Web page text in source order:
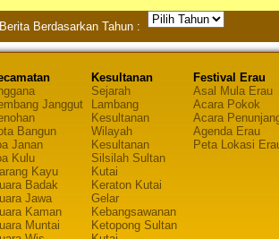
Berdasarkan Tahun :
Janggut
Bangun
Janan
Kulu
Kayu
Badak
Jawa
Kaman
Muntai
Kesultanan
Sejarah
Lambang
Kesultanan
Wilayah
Kesultanan
Silsilah Sultan
Kutai
Keraton Kutai
Gelar
Kebangsawanan
Ketopong Sultan
Festival Erau
Asal Mula Erau
Acara Pokok
Acara
Agenda Erau
Peta Lokasi